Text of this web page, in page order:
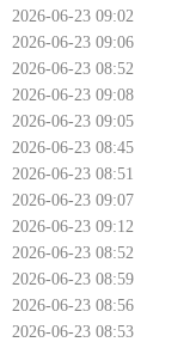
2026-06-23 09:02
2026-06-23 09:06
2026-06-23 08:52
2026-06-23 09:08
2026-06-23 09:05
2026-06-23 08:45
2026-06-23 08:51
2026-06-23 09:07
2026-06-23 09:12
2026-06-23 08:52
2026-06-23 08:59
2026-06-23 08:56
2026-06-23 08:53